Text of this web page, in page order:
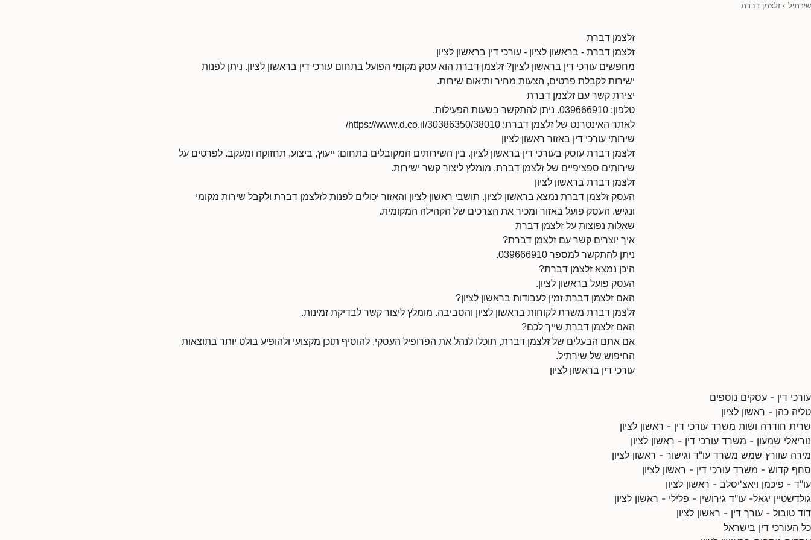
שירתיל › זלצמן דברת
זלצמן דברת
זלצמן דברת - בראשון לציון - עורכי דין בראשון לציון
מחפשים עורכי דין בראשון לציון? זלצמן דברת הוא עסק מקומי הפועל בתחום עורכי דין בראשון לציון. ניתן לפנות
ישירות לקבלת פרטים, הצעות מחיר ותיאום שירות.
יצירת קשר עם זלצמן דברת
טלפון: 039666910. ניתן להתקשר בשעות הפעילות.
לאתר האינטרנט של זלצמן דברת: https://www.d.co.il/30386350/38010/
שירותי עורכי דין באזור ראשון לציון
זלצמן דברת עוסק בעורכי דין בראשון לציון. בין השירותים המקובלים בתחום: ייעוץ, ביצוע, תחזוקה ומעקב. לפרטים על
שירותים ספציפיים של זלצמן דברת, מומלץ ליצור קשר ישירות.
זלצמן דברת בראשון לציון
העסק זלצמן דברת נמצא בראשון לציון. תושבי ראשון לציון והאזור יכולים לפנות לזלצמן דברת ולקבל שירות מקומי
ונגיש. העסק פועל באזור ומכיר את הצרכים של הקהילה המקומית.
שאלות נפוצות על זלצמן דברת
איך יוצרים קשר עם זלצמן דברת?
ניתן להתקשר למספר 039666910.
היכן נמצא זלצמן דברת?
העסק פועל בראשון לציון.
האם זלצמן דברת זמין לעבודות בראשון לציון?
זלצמן דברת משרת לקוחות בראשון לציון והסביבה. מומלץ ליצור קשר לבדיקת זמינות.
האם זלצמן דברת שייך לכם?
אם אתם הבעלים של זלצמן דברת, תוכלו לנהל את הפרופיל העסקי, להוסיף תוכן מקצועי ולהופיע בולט יותר בתוצאות
החיפוש של שירתיל.
עורכי דין בראשון לציון
עורכי דין - עסקים נוספים
טליה כהן - ראשון לציון
שרית חודרה ושות משרד עורכי דין - ראשון לציון
נוריאלי שמעון - משרד עורכי דין - ראשון לציון
מירה שוורץ שמש משרד עו"ד וגישור - ראשון לציון
סחף קדוש - משרד עורכי דין - ראשון לציון
עו"ד - פיכמן ויאצ'יסלב - ראשון לציון
גולדשטיין יגאל- עו"ד גירושין - פלילי - ראשון לציון
דוד טובול - עורך דין - ראשון לציון
כל העורכי דין בישראל